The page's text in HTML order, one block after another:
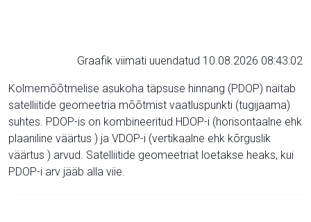
Graafik viimati uuendatud 10.08.2026 08:43:02
Kolmemõõtmelise asukoha täpsuse hinnang (PDOP) näitab
satelliitide geomeetria mõõtmist vaatluspunkti (tugijaama)
suhtes. PDOP-is on kombineeritud HDOP-i (horisontaalne ehk
plaaniline väärtus ) ja VDOP-i (vertikaalne ehk kõrguslik
väärtus ) arvud. Satelliitide geomeetriat loetakse heaks, kui
PDOP-i arv jääb alla viie.